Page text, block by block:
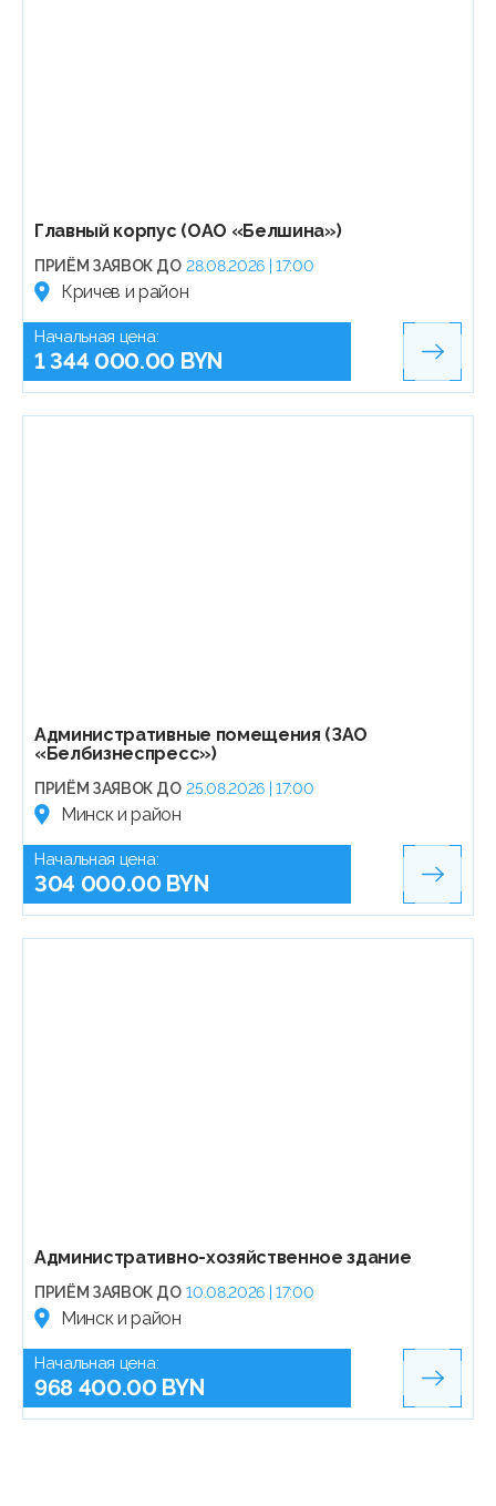
Главный корпус (ОАО «Белшина»)
ПРИЁМ ЗАЯВОК ДО 28.08.2026 | 17:00
Кричев и район
Начальная цена:
1 344 000.00 BYN
Административные помещения (ЗАО
«Белбизнеспресс»)
ПРИЁМ ЗАЯВОК ДО 25.08.2026 | 17:00
Минск и район
Начальная цена:
304 000.00 BYN
Административно-хозяйственное здание
ПРИЁМ ЗАЯВОК ДО 10.08.2026 | 17:00
Минск и район
Начальная цена:
968 400.00 BYN